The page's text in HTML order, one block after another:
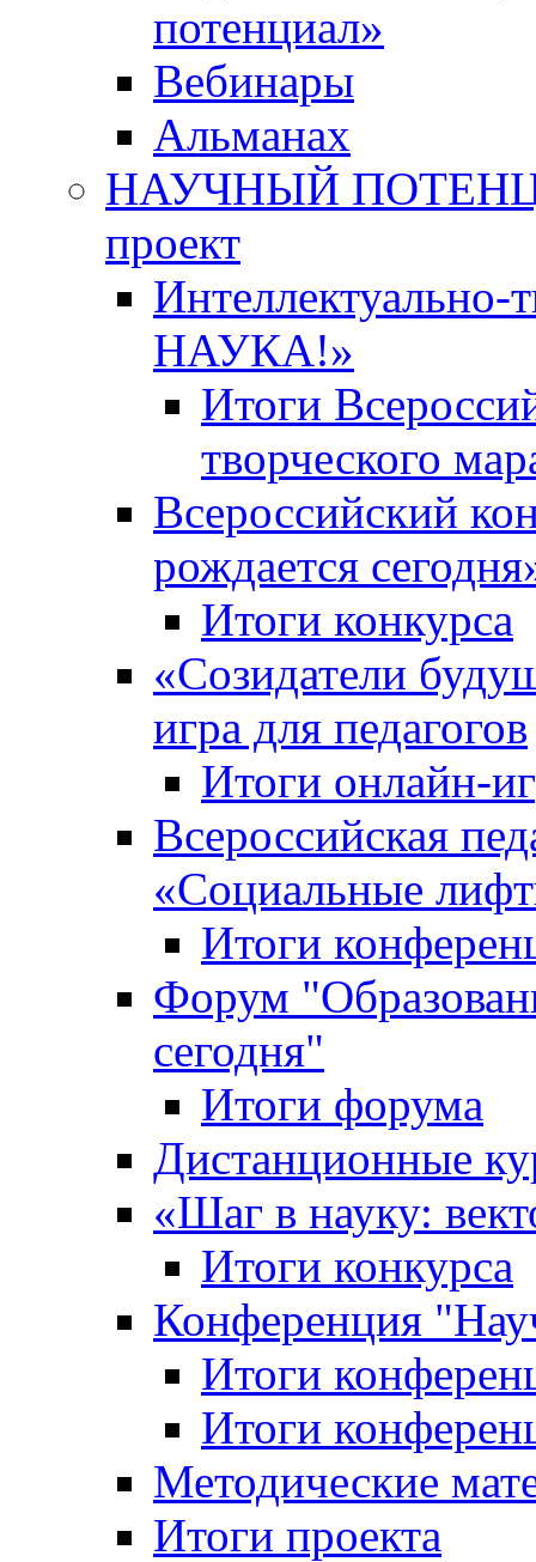
потенциал»
Вебинары
Альманах
НАУЧНЫЙ
проект
НАУКА!»
Итоги
творческого
Всероссийский
рождается
Итоги конкурса
«Cозидатели
игра для педагогов
Итоги онлайн-
Всероссийская
«Cоциальные
Итоги
Форум
сегодня"
Итоги форума
Дистанционные
«Шаг в науку:
Итоги конкурса
Конференция
Итоги
Итоги
Методические
Итоги проекта